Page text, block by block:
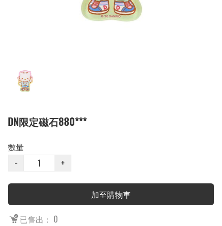
DN限定磁石880***
數量
−
+
加至購物車
已售出： 0